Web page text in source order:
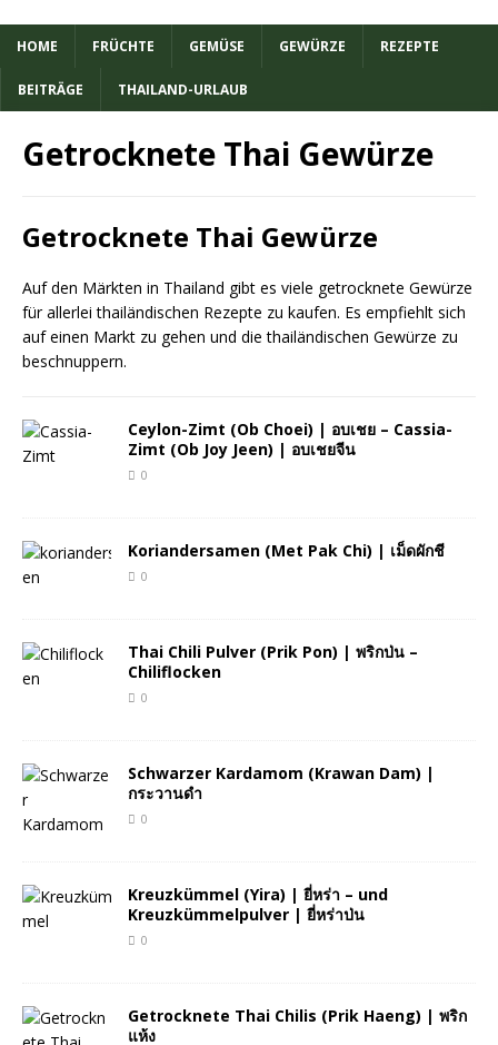
HOME FRÜCHTE GEMÜSE GEWÜRZE REZEPTE
BEITRÄGE THAILAND-URLAUB
Getrocknete Thai Gewürze
Getrocknete Thai Gewürze
Auf den Märkten in Thailand gibt es viele getrocknete Gewürze
für allerlei thailändischen Rezepte zu kaufen. Es empfiehlt sich
auf einen Markt zu gehen und die thailändischen Gewürze zu
beschnuppern.
Ceylon-Zimt (Ob Choei) | อบเชย – Cassia-
Zimt (Ob Joy Jeen) | อบเชยจีน
0
Koriandersamen (Met Pak Chi) | เม็ดผักชี
0
Thai Chili Pulver (Prik Pon) | พริกป่น –
Chiliflocken
0
Schwarzer Kardamom (Krawan Dam) |
กระวานดำ
0
Kreuzkümmel (Yira) | ยี่หร่า – und
Kreuzkümmelpulver | ยี่หร่าป่น
0
Getrocknete Thai Chilis (Prik Haeng) | พริก
แห้ง